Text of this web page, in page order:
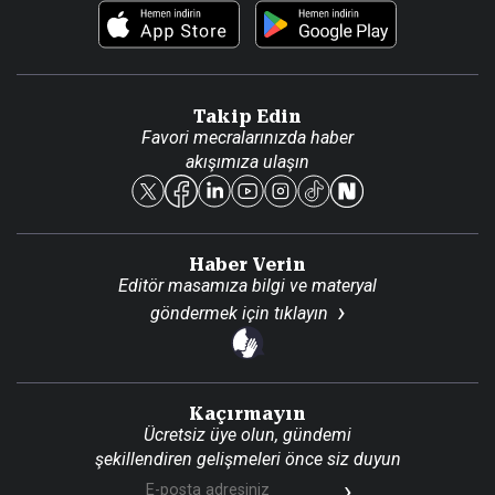
Foto Haber
Künye
Reklam Ver
Takip Edin
Favori mecralarınızda haber
akışımıza ulaşın
Haber Verin
Editör masamıza bilgi ve materyal
göndermek için tıklayın
Kaçırmayın
Ücretsiz üye olun, gündemi
şekillendiren gelişmeleri önce siz duyun